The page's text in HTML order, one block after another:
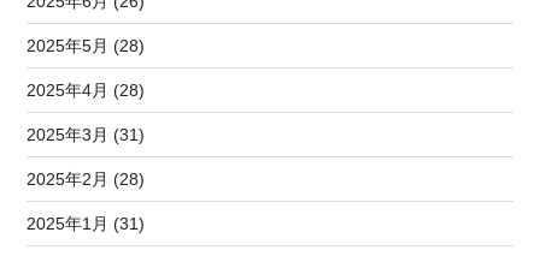
2025年5月 (28)
2025年4月 (28)
2025年3月 (31)
2025年2月 (28)
2025年1月 (31)